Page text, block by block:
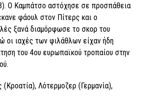
Ο Καμπάτσο αστόχησε σε προσπάθεια
φάουλ στον Πίτερς και ο
ξανά διαμόρφωσε το σκορ του
οι ιαχές των φιλάθλων είχαν ήδη
του 4ου ευρωπαϊκού τροπαίου στην
(Κροατία), Λότερμοζερ (Γερμανία),